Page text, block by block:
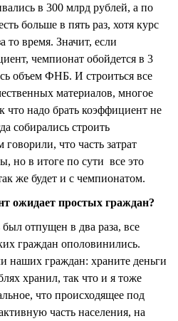
в 300 млрд рублей, а по
больше в пять раз, хотя курс
то время. Значит, если
чемпионат обойдется в 3
объем ФНБ. И строиться все
материалов, многое
что надо брать коэффициент не
собирались строить
что часть затрат
но в итоге по сути все это
же будет и с чемпионатом.
ожидает простых граждан?
отпущен в два раза, все
граждан ополовинились.
наших граждан: храните деньги
хранил, так что и я тоже
что происходящее под
часть населения, на